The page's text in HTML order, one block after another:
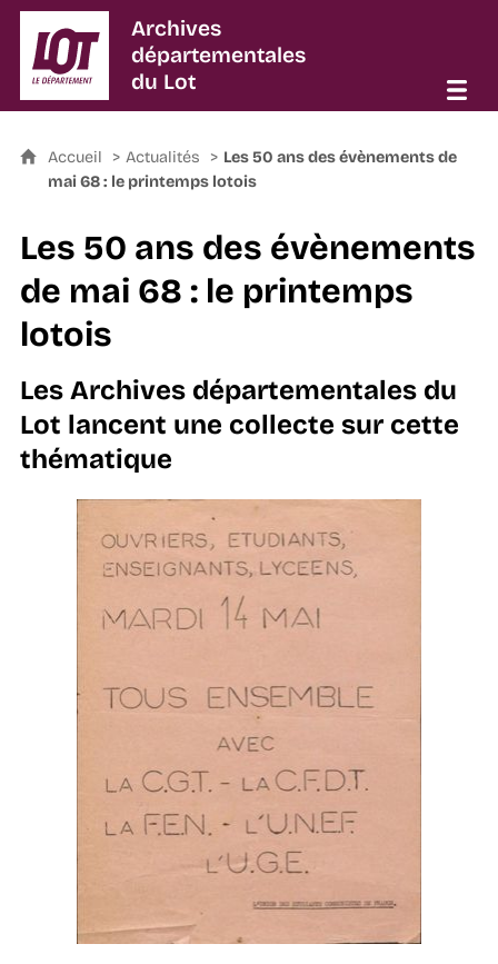
Archives
départementales
du Lot
Accueil Actualités
Les 50 ans des évènements de
mai 68 : le printemps lotois
Les 50 ans des évènements
de mai 68 : le printemps
lotois
Les Archives départementales du
Lot lancent une collecte sur cette
thématique